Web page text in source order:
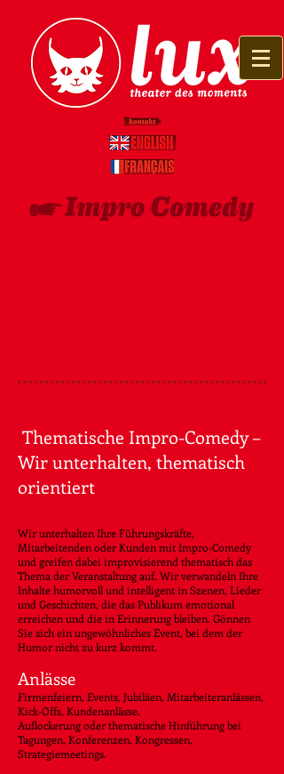
Thematische Impro-Comedy –
Wir unterhalten, thematisch
orientiert
Wir unterhalten Ihre Führungskräfte,
Mitarbeitenden oder Kunden mit Impro-Comedy
und greifen dabei improvisierend thematisch das
Thema der Veranstaltung auf. Wir verwandeln Ihre
Inhalte humorvoll und intelligent in Szenen, Lieder
und Geschichten, die das Publikum emotional
erreichen und die in Erinnerung bleiben. Gönnen
Sie sich ein ungewöhnliches Event, bei dem der
Humor nicht zu kurz kommt.
Anlässe
Firmenfeiern, Events, Jubiläen, Mitarbeiteranlässen,
Kick-Offs, Kundenanlässe.
Auflockerung oder thematische Hinführung bei
Tagungen, Konferenzen, Kongressen,
Strategiemeetings.